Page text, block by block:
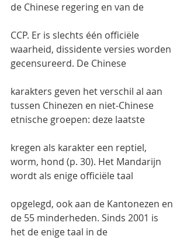
de Chinese regering en van de
CCP. Er is slechts één officiële
waarheid, dissidente versies worden
gecensureerd. De Chinese
karakters geven het verschil al aan
tussen Chinezen en niet-Chinese
etnische groepen: deze laatste
kregen als karakter een reptiel,
worm, hond (p. 30). Het Mandarijn
wordt als enige officiële taal
opgelegd, ook aan de Kantonezen en
de 55 minderheden. Sinds 2001 is
het de enige taal in de